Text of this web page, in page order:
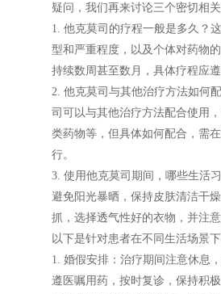
疑问，我们再来讨论三个密切相关
1. 他克莫司的疗程一般是多久？
型和严重程度，以及个体对药物
持续数周甚至数月，具体疗程应遵
2. 他克莫司与其他治疗方法如何
司可以与其他治疗方法配合使用
类药物等，但具体如何配合，需
行。
3. 使用他克莫司期间，哪些生活
避免阳光暴晒，保持皮肤清洁干
抓，选择透气性好的衣物，并注意
以下是针对患者在不同生活场景下
1. 婚假安排：治疗期间注意休息
遵医嘱用药，按时复诊，保持积